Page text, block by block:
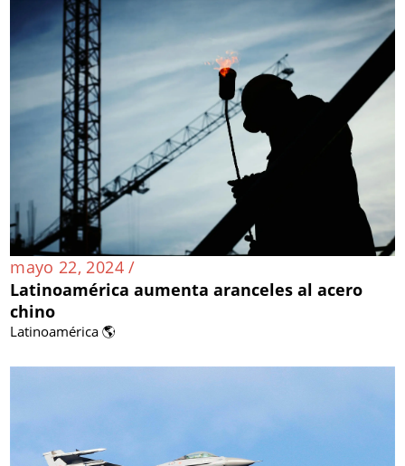
mayo 22, 2024 /
Latinoamérica aumenta aranceles al acero
chino
Latinoamérica 🌎